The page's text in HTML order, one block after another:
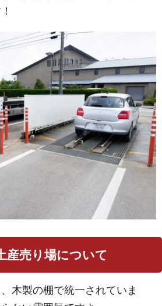
産売り場について
木製の棚で統一されていま